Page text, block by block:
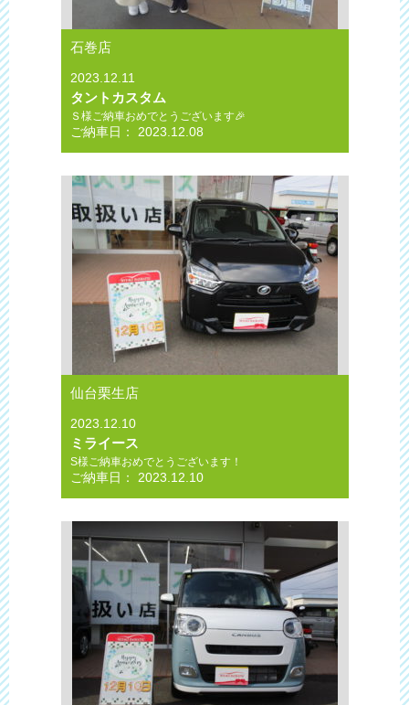
石巻店
2023.12.11
タントカスタム
Ｓ様ご納車おめでとうございます🎉
ご納車日： 2023.12.08
仙台栗生店
2023.12.10
ミライース
S様ご納車おめでとうございます！
ご納車日： 2023.12.10